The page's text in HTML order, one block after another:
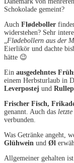
Schokolade gemeint?
Auch Flødeboller
widerstehen? Sehr
Flødebollern aus der
Eierlikör und dachte
hätte 😉
Ein ausgedehntes
einem Herbsturlaub in
Leverpostej und
Frischer Fisch,
genannt. Auch das
verbunden.
Was Getränke angeht,
Glühwein und Øl
Allgemeiner gehalten